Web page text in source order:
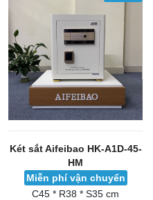
Két sắt Aifeibao HK-A1D-45-
HM
Miễn phí vận chuyển
C45 * R38 * S35 cm